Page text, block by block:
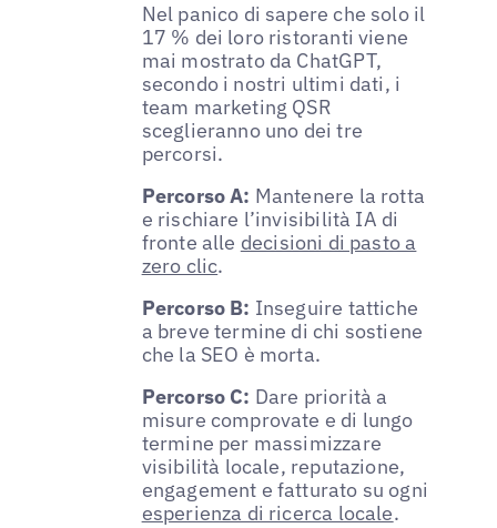
Nel panico di sapere che solo il
17 % dei loro ristoranti viene
mai mostrato da ChatGPT,
secondo i nostri ultimi dati, i
team marketing QSR
sceglieranno uno dei tre
percorsi.
Percorso A: Mantenere la rotta
e rischiare l’invisibilità IA di
fronte alle decisioni di pasto a
zero clic.
Percorso B: Inseguire tattiche
a breve termine di chi sostiene
che la SEO è morta.
Percorso C: Dare priorità a
misure comprovate e di lungo
termine per massimizzare
visibilità locale, reputazione,
engagement e fatturato su ogni
esperienza di ricerca locale.